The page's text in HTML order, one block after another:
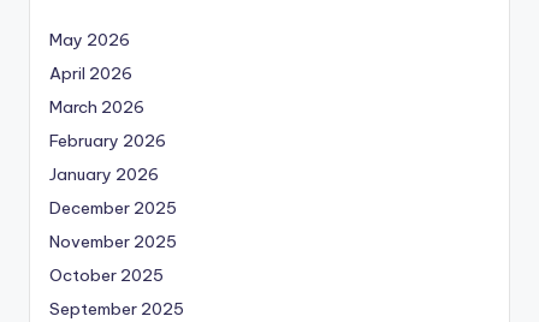
May 2026
April 2026
March 2026
February 2026
January 2026
December 2025
November 2025
October 2025
September 2025